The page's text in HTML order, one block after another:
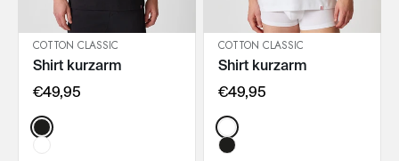
IN DEN WARENKORB
COTTON CLASSIC
Shirt kurzarm
€49,95
Color:
IN DEN WARENKORB
COTTON CLASSIC
Shirt kurzarm
€49,95
Color: